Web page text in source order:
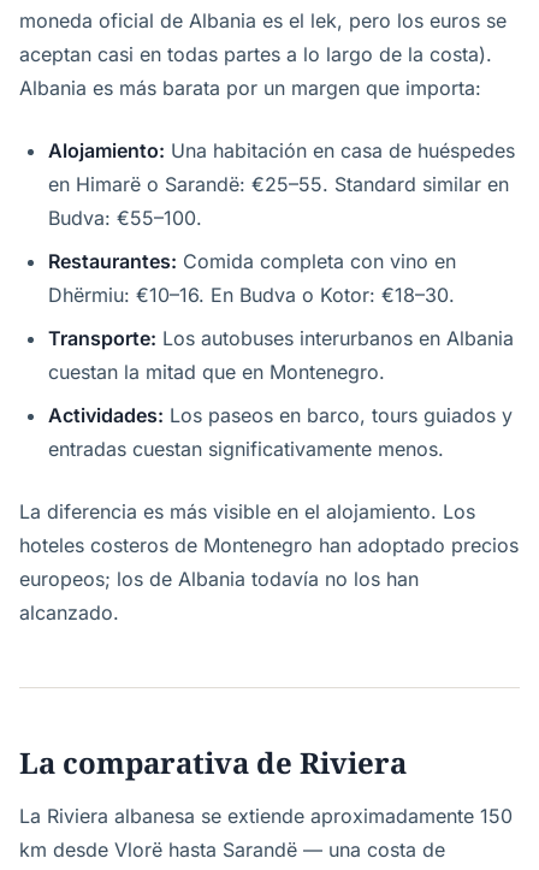
moneda oficial de Albania es el lek, pero los euros se
aceptan casi en todas partes a lo largo de la costa).
Albania es más barata por un margen que importa:
Alojamiento: Una habitación en casa de huéspedes
en Himarë o Sarandë: €25–55. Standard similar en
Budva: €55–100.
Restaurantes: Comida completa con vino en
Dhërmiu: €10–16. En Budva o Kotor: €18–30.
Transporte: Los autobuses interurbanos en Albania
cuestan la mitad que en Montenegro.
Actividades: Los paseos en barco, tours guiados y
entradas cuestan significativamente menos.
La diferencia es más visible en el alojamiento. Los
hoteles costeros de Montenegro han adoptado precios
europeos; los de Albania todavía no los han
alcanzado.
La comparativa de Riviera
La Riviera albanesa se extiende aproximadamente 150
km desde Vlorë hasta Sarandë — una costa de